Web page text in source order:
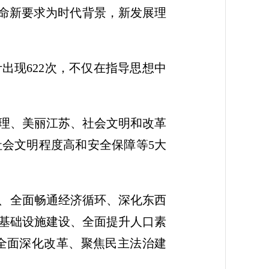
新要求为时代背景，新发展理
现622次，不仅在指导思想中
、美丽江苏、社会文明和改革
文明程度高和安全保障等5大
全面畅通经济循环、深化东西
础设施建设、全面提升人口素
面深化改革、聚焦民主法治建